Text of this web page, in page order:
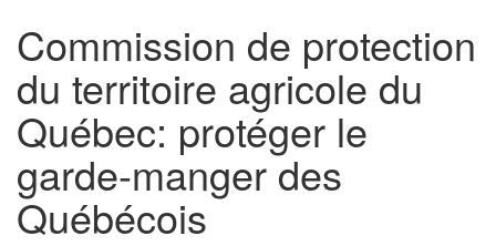
Commission de protection
du territoire agricole du
Québec: protéger le
garde-manger des
Québécois